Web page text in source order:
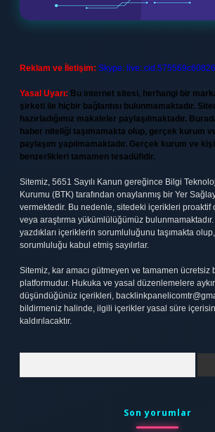
Reklam ve İletişim: Skype:
Yasal Uyarı: Bu internet sitesi, herhangi bir
şirketi ile hiçbir bağlantısı bulunmamaktadır.
hazırladığımız makaleler paylaşılmaktadır.
haber niteliği taşımamakta olup, gerçek kurum
paylaşım yapılmamaktadır. Gerçek kurum ve
benzerlikleri tamamen tesadüfidir.
Sitemiz, 5651 Sayılı Kanun gereğince Bilgi
Kurumu (BTK) tarafından onaylanmış bir Yer
vermektedir. Bu nedenle, sitedeki içerikleri proaktif
veya araştırma yükümlülüğümüz
yazdıkları içeriklerin sorumluluğunu taşımakta
sorumluluğu kabul etmiş sayılırlar.
Sitemiz, kar amacı gütmeyen ve tamamen ücretsiz
platformudur. Hukuka ve yasal düzenlemelere
düşündüğünüz içerikleri,
bildirmeniz halinde, ilgili içerikler yasal süre
kaldırılacaktır.
Son yorumlar